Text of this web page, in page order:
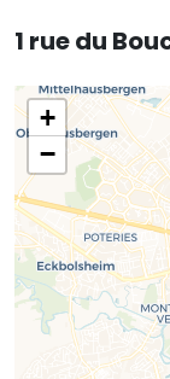
1 rue du
+
−